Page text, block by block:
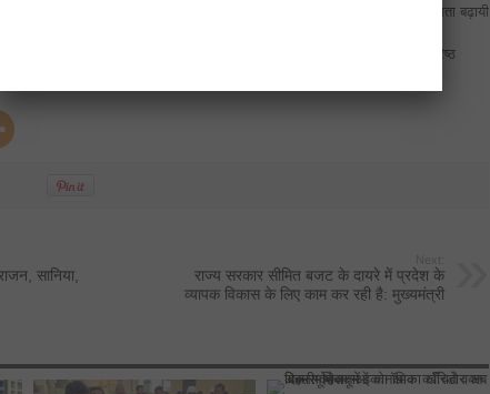
में राम की पैड़ी पर निरन्तर बहता हुआ पानी उपलब्ध कराने के लिए पम्पों की क्षमता बढ़ायी
विकास राज्य मंत्री श्री अभिषेक मिश्रा, प्रमुख सचिव सिंचाई श्री दीपक सिंघल, वरिष्ठ
की डिजाइन कन्सल्टेण्ट कम्पनी के अधिकारी भी मौजूद थे।
सानिया,
राज्य सरकार सीमित बजट के दायरे में प्रदेश के
व्यापक विकास के लिए काम कर रही है: मुख्यमंत्री